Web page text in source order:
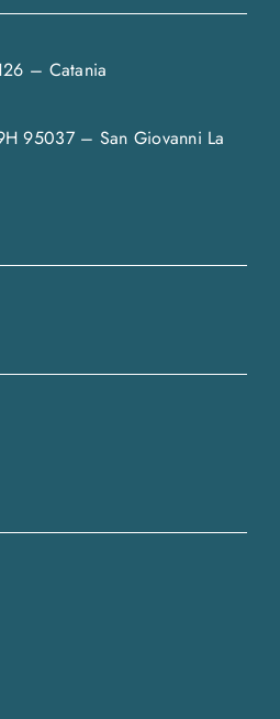
– Catania
95037 – San Giovanni La